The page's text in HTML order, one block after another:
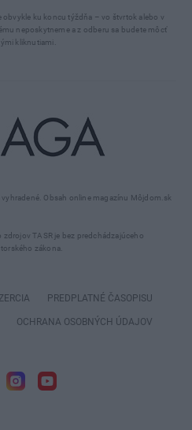
vyhradené. Obsah online magazínu Môjdom.sk
zdrojov TASR je bez predchádzajúceho
zákona.
obvykle ku koncu týždňa – vo štvrtok alebo v
neposkytneme a z odberu sa budete môcť
kliknutiami.
PREDPLATNÉ ČASOPISU
OCHRANA OSOBNÝCH ÚDAJOV